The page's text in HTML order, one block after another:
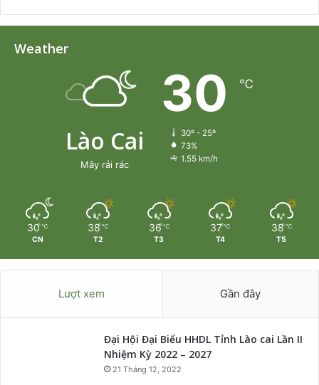
Weather
Lào Cai
Mây rải rác
30 ℃
30º - 25º
73%
1.55 km/h
30 ℃
CN
38 ℃
T2
36 ℃
T3
37 ℃
T4
38 ℃
T5
Lượt xem Gần đây
Đại Hội Đại Biểu HHDL Tỉnh Lào cai Lần II
Nhiệm Kỳ 2022 – 2027
21 Tháng 12, 2022